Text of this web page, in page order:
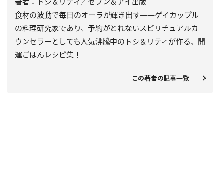
食材の波動で毎日のオーラが輝き出す――ゲイカップル
の料理研究家であり、予約がとれないスピリチュアルカ
ウンセラーとしても人気沸騰中のトシ＆リティが作る、開
運ごはんレシピ集！
この著者の記事一覧